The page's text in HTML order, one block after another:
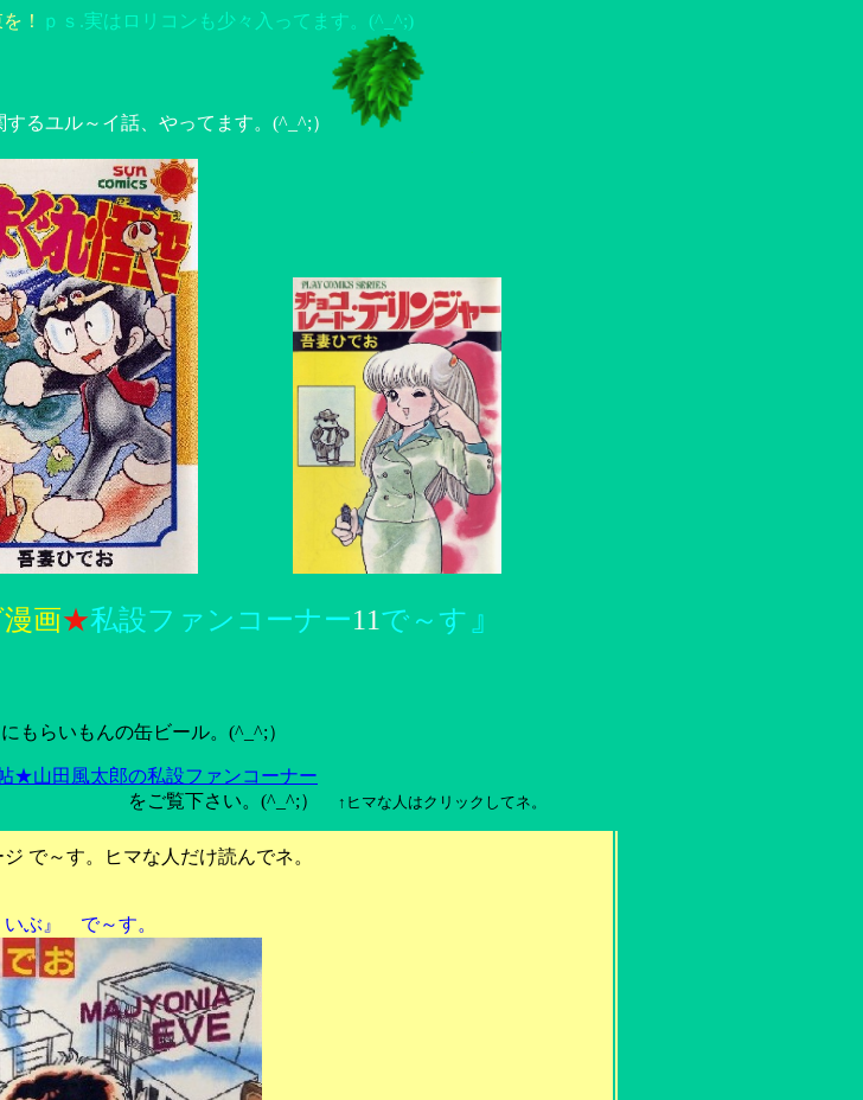
！ ｐｓ.実はロリコンも少々入ってます。(^_^;)
るユル～イ話、やってます。(^_^;）
画★私設ファンコーナー11で～す 』
もらいもんの缶ビール。(^_^;）
★山田風太郎の私設ファンコーナー
。(^_^;）
↑ヒマな人はクリックしてネ。
で～す。ヒマな人だけ読んでネ。
いぶ』 で～す。